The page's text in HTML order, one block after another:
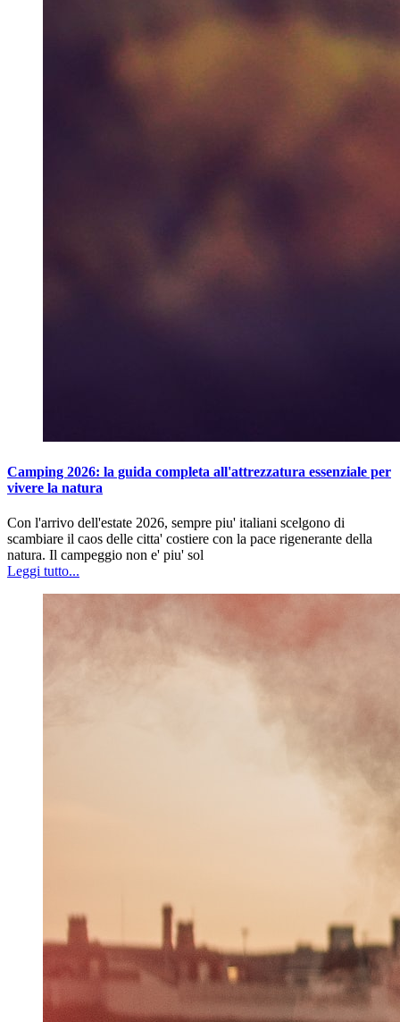
Camping 2026: la guida completa all'attrezzatura essenziale per
vivere la natura
Con l'arrivo dell'estate 2026, sempre piu' italiani scelgono di
scambiare il caos delle citta' costiere con la pace rigenerante della
natura. Il campeggio non e' piu' sol
Leggi tutto...